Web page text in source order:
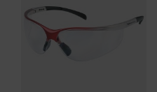
ΜΗ